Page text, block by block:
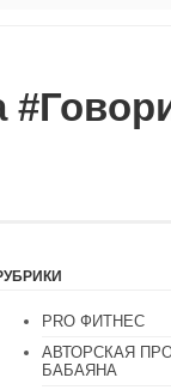
PRO ФИТНЕС
АВТОРСКАЯ
БАБАЯНА